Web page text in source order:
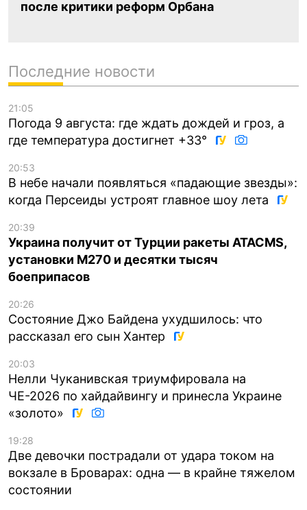
после критики реформ Орбана
Последние новости
21:05
Погода 9 августа: где ждать дождей и гроз, а
где температура достигнет +33°
20:53
В небе начали появляться «падающие звезды»:
когда Персеиды устроят главное шоу лета
20:39
Украина получит от Турции ракеты ATACMS,
установки M270 и десятки тысяч
боеприпасов
20:26
Состояние Джо Байдена ухудшилось: что
рассказал его сын Хантер
20:03
Нелли Чуканивская триумфировала на
ЧЕ-2026 по хайдайвингу и принесла Украине
«золото»
19:28
Две девочки пострадали от удара током на
вокзале в Броварах: одна — в крайне тяжелом
состоянии